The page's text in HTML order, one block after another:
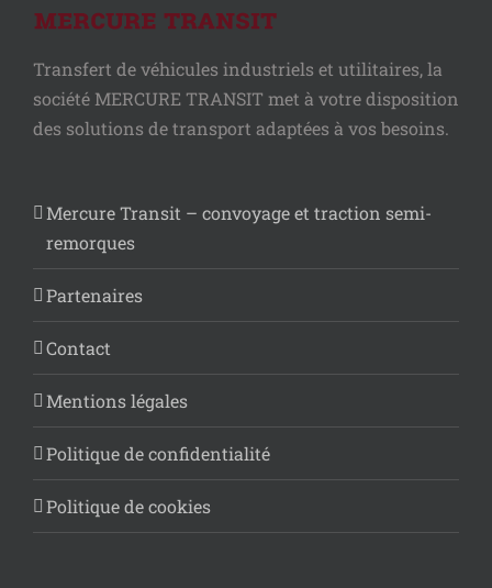
Transfert de véhicules industriels et utilitaires, la
société MERCURE TRANSIT met à votre disposition
des solutions de transport adaptées à vos besoins.
Mercure Transit – convoyage et traction semi-
remorques
Partenaires
Contact
Mentions légales
Politique de confidentialité
Politique de cookies